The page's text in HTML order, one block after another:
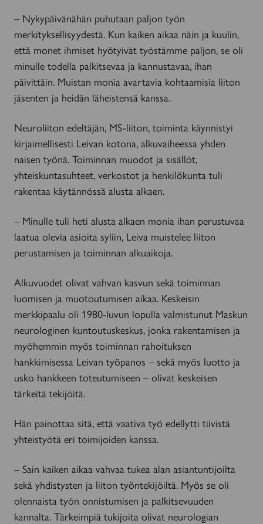
– Nykypäivänähän puhutaan paljon työn
merkityksellisyydestä. Kun kaiken aikaa näin ja kuulin,
että monet ihmiset hyötyivät työstämme paljon, se oli
minulle todella palkitsevaa ja kannustavaa, ihan
päivittäin. Muistan monia avartavia kohtaamisia liiton
jäsenten ja heidän läheistensä kanssa.
Neuroliiton edeltäjän, MS-liiton, toiminta käynnistyi
kirjaimellisesti Leivan kotona, alkuvaiheessa yhden
naisen työnä. Toiminnan muodot ja sisällöt,
yhteiskuntasuhteet, verkostot ja henkilökunta tuli
rakentaa käytännössä alusta alkaen.
– Minulle tuli heti alusta alkaen monia ihan perustuvaa
laatua olevia asioita syliin, Leiva muistelee liiton
perustamisen ja toiminnan alkuaikoja.
Alkuvuodet olivat vahvan kasvun sekä toiminnan
luomisen ja muotoutumisen aikaa. Keskeisin
merkkipaalu oli 1980-luvun lopulla valmistunut Maskun
neurologinen kuntoutuskeskus, jonka rakentamisen ja
myöhemmin myös toiminnan rahoituksen
hankkimisessa Leivan työpanos – sekä myös luotto ja
usko hankkeen toteutumiseen – olivat keskeisen
tärkeitä tekijöitä.
Hän painottaa sitä, että vaativa työ edellytti tiivistä
yhteistyötä eri toimijoiden kanssa.
– Sain kaiken aikaa vahvaa tukea alan asiantuntijoilta
sekä yhdistysten ja liiton työntekijöiltä. Myös se oli
olennaista työn onnistumisen ja palkitsevuuden
kannalta. Tärkeimpiä tukijoita olivat neurologian